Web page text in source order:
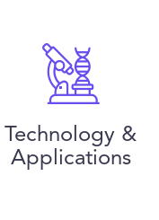
Technology &
Applications